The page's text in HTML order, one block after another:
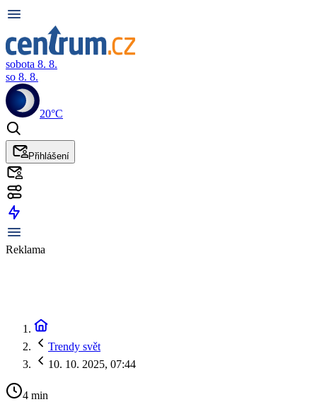
sobota 8. 8.
so 8. 8.
20°C
Přihlášení
Reklama
Trendy svět
10. 10. 2025, 07:44
4 min